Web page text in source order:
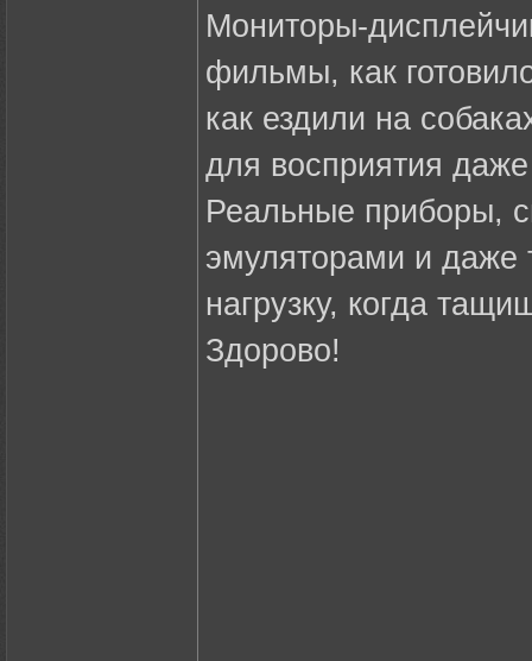
Мониторы-
фильмы, как
как ездили на
для восприятия
Реальные приборы,
эмуляторами и даже
нагрузку, когда
Здорово!